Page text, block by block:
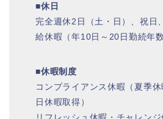
■休日
完全週休2日（土・日）、祝日
給休暇（年10日～20日勤続年
■休暇制度
コンプライアンス休暇（夏季
日休暇取得）